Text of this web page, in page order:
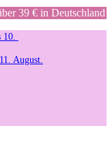
39 € in Deutschland
10.
August.